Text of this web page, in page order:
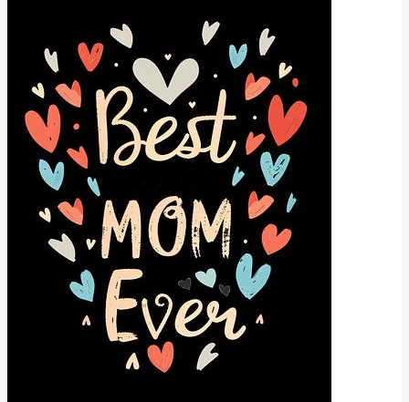
Identity?